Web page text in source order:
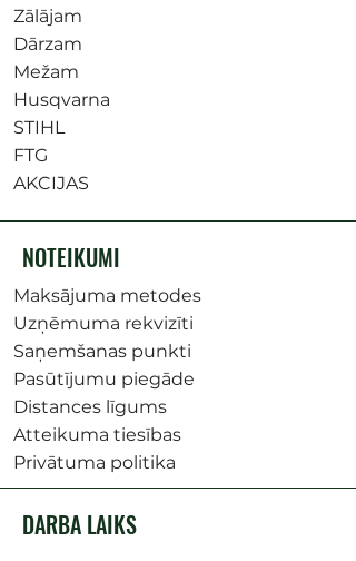
Zālājam
Dārzam
Mežam
Husqvarna
STIHL
FTG
AKCIJAS
NOTEIKUMI
Maksājuma metodes
Uzņēmuma rekvizīti
Saņemšanas punkti
Pasūtījumu piegāde
Distances līgums
Atteikuma tiesības
Privātuma politika
DARBA LAIKS